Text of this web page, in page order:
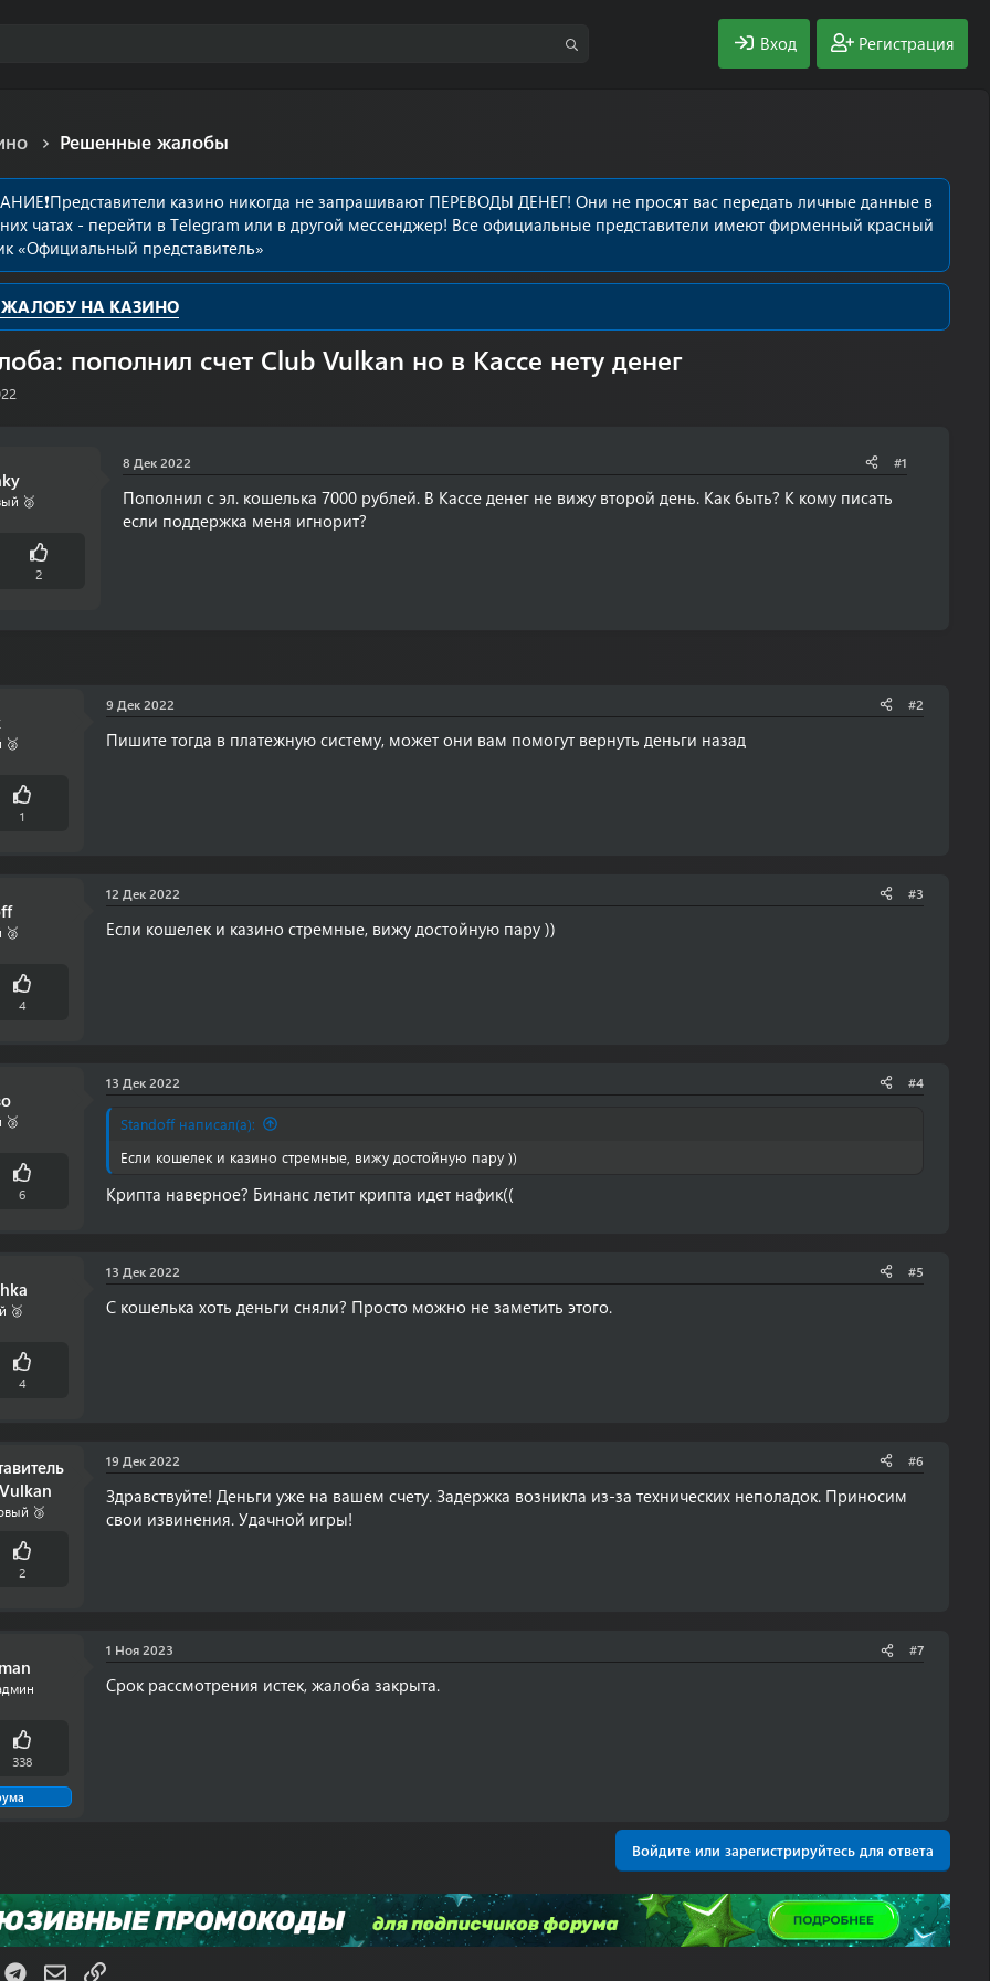
Вход Регистрация
Решенные жалобы
казино никогда не запрашивают ПЕРЕВОДЫ ДЕНЕГ! Они не просят вас передать личные данные в
чатах - перейти в Telegram или в другой мессенджер! Все официальные представители имеют фирменный красный
«Официальный представитель»
ЖАЛОБУ НА КАЗИНО
пополнил счет Club Vulkan но в Кассе нету денег
🥈
2
8 Дек 2022 #1
Пополнил с эл. кошелька 7000 рублей. В Кассе денег не вижу второй день. Как быть? К кому писать
если поддержка меня игнорит?
🥈
1
9 Дек 2022 #2
Пишите тогда в платежную систему, может они вам помогут вернуть деньги назад
🥈
4
12 Дек 2022 #3
Если кошелек и казино стремные, вижу достойную пару ))
🥉
6
13 Дек 2022 #4
Standoff написал(а):
Если кошелек и казино стремные, вижу достойную пару ))
Крипта наверное? Бинанс летит крипта идет нафик((
🥈
4
13 Дек 2022 #5
С кошелька хоть деньги сняли? Просто можно не заметить этого.
🥉
2
19 Дек 2022 #6
Здравствуйте! Деньги уже на вашем счету. Задержка возникла из-за технических неполадок. Приносим
свои извинения. Удачной игры!
338
1 Ноя 2023 #7
Срок рассмотрения истек, жалоба закрыта.
Войдите или зарегистрируйтесь для ответа
TelegramЭлектронная почта
Ссылка